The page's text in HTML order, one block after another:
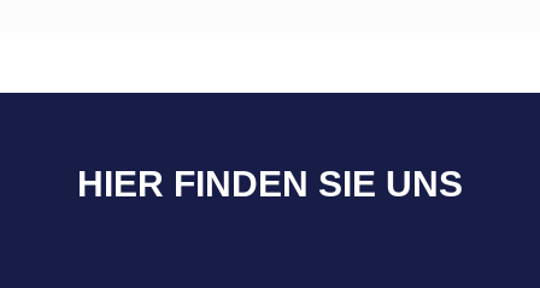
HIER FINDEN SIE UNS